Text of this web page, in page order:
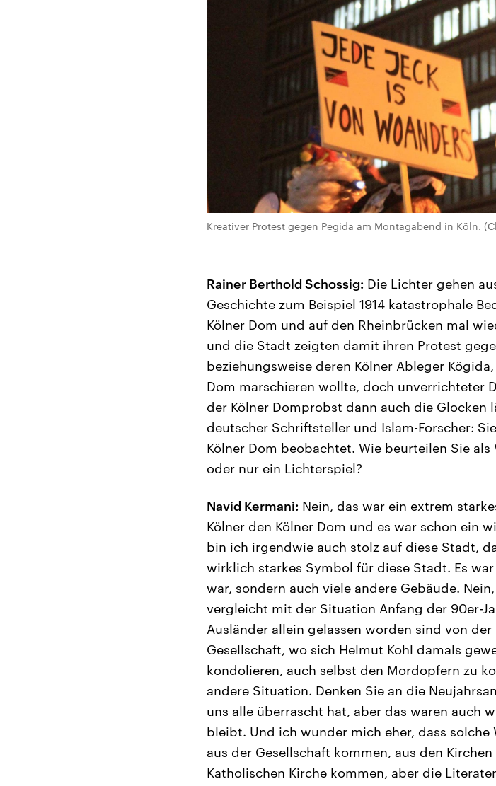
Kreativer Protest gegen Pegida am Montagabend in Köln.
Rainer Berthold Schossig: Die Lichter gehen
Geschichte zum Beispiel 1914 katastrophale
Kölner Dom und auf den Rheinbrücken mal
und die Stadt zeigten damit ihren Protest
beziehungsweise deren Kölner Ableger
Dom marschieren wollte, doch unverrichteter
der Kölner Domprobst dann auch die Glocken
deutscher Schriftsteller und Islam-Forscher:
Kölner Dom beobachtet. Wie beurteilen Sie als
oder nur ein Lichterspiel?
Navid Kermani: Nein, das war ein extrem
Kölner den Kölner Dom und es war schon ein
bin ich irgendwie auch stolz auf diese Stadt,
wirklich starkes Symbol für diese Stadt. Es
war, sondern auch viele andere Gebäude.
vergleicht mit der Situation Anfang der 90er-
Ausländer allein gelassen worden sind von
Gesellschaft, wo sich Helmut Kohl damals
kondolieren, auch selbst den Mordopfern zu
andere Situation. Denken Sie an die
uns alle überrascht hat, aber das waren auch
bleibt. Und ich wunder mich eher, dass
aus der Gesellschaft kommen, aus den
Katholischen Kirche kommen, aber die